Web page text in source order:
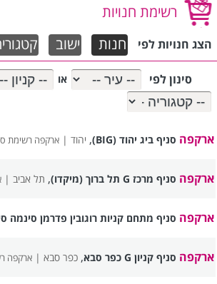
רשימת חנויות
הצג חנויות לפי חנות ישוב
סינון לפי או
ארקפה סניף ביג יהוד (BIG) , יהוד |ארקפה רשימת
ארקפה סניף מרכז G תל ברוך (מיקדו) , תל אביב |
ארקפה סניף מתחם קניות רוגובין פדרמן סינמה
ארקפה סניף קניון G כפר סבא ,כפר סבא |ארקפה